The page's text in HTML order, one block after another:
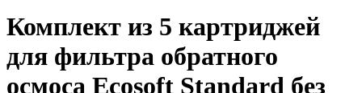
Комплект из 5 картриджей
для фильтра обратного
осмоса Ecosoft Standard без